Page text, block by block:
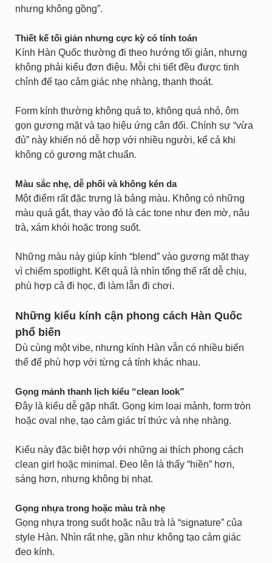
nhưng không gồng”.
Thiết kế tối giản nhưng cực kỳ có tính toán
Kính Hàn Quốc thường đi theo hướng tối giản, nhưng
không phải kiểu đơn điệu. Mỗi chi tiết đều được tinh
chỉnh để tạo cảm giác nhẹ nhàng, thanh thoát.
Form kính thường không quá to, không quá nhỏ, ôm
gọn gương mặt và tạo hiệu ứng cân đối. Chính sự “vừa
đủ” này khiến nó dễ hợp với nhiều người, kể cả khi
không có gương mặt chuẩn.
Màu sắc nhẹ, dễ phối và không kén da
Một điểm rất đặc trưng là bảng màu. Không có những
màu quá gắt, thay vào đó là các tone như đen mờ, nâu
trà, xám khói hoặc trong suốt.
Những màu này giúp kính “blend” vào gương mặt thay
vì chiếm spotlight. Kết quả là nhìn tổng thể rất dễ chịu,
phù hợp cả đi học, đi làm lẫn đi chơi.
Những kiểu kính cận phong cách Hàn Quốc
phổ biến
Dù cùng một vibe, nhưng kính Hàn vẫn có nhiều biến
thể để phù hợp với từng cá tính khác nhau.
Gọng mảnh thanh lịch kiểu “clean look”
Đây là kiểu dễ gặp nhất. Gọng kim loại mảnh, form tròn
hoặc oval nhẹ, tạo cảm giác trí thức và nhẹ nhàng.
Kiểu này đặc biệt hợp với những ai thích phong cách
clean girl hoặc minimal. Đeo lên là thấy “hiền” hơn,
sáng hơn, nhưng không bị nhạt.
Gọng nhựa trong hoặc màu trà nhẹ
Gọng nhựa trong suốt hoặc nâu trà là “signature” của
style Hàn. Nhìn rất nhẹ, gần như không tạo cảm giác
đeo kính.